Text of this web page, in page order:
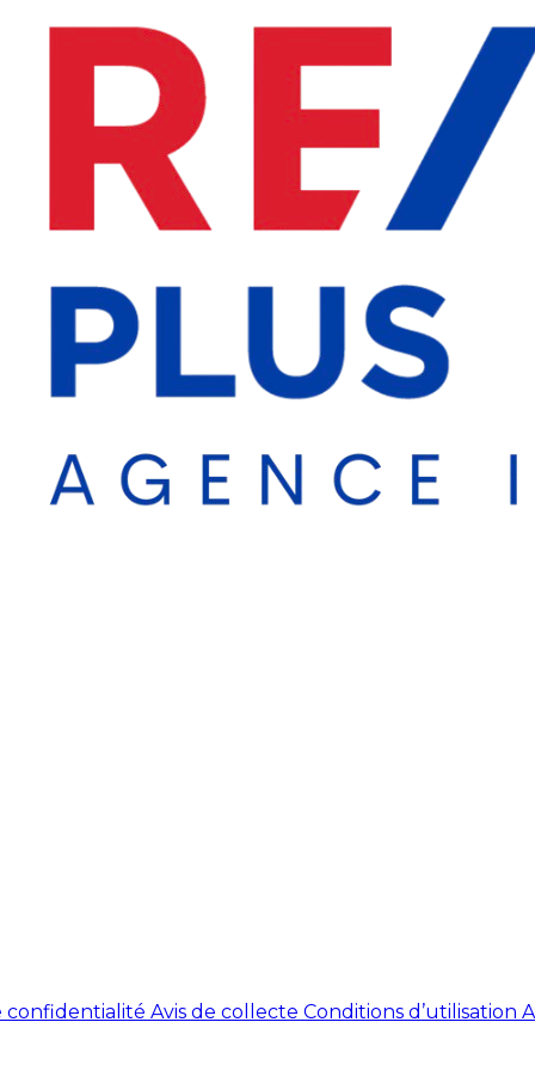
confidentialité Avis de collecte Conditions d’utilisation